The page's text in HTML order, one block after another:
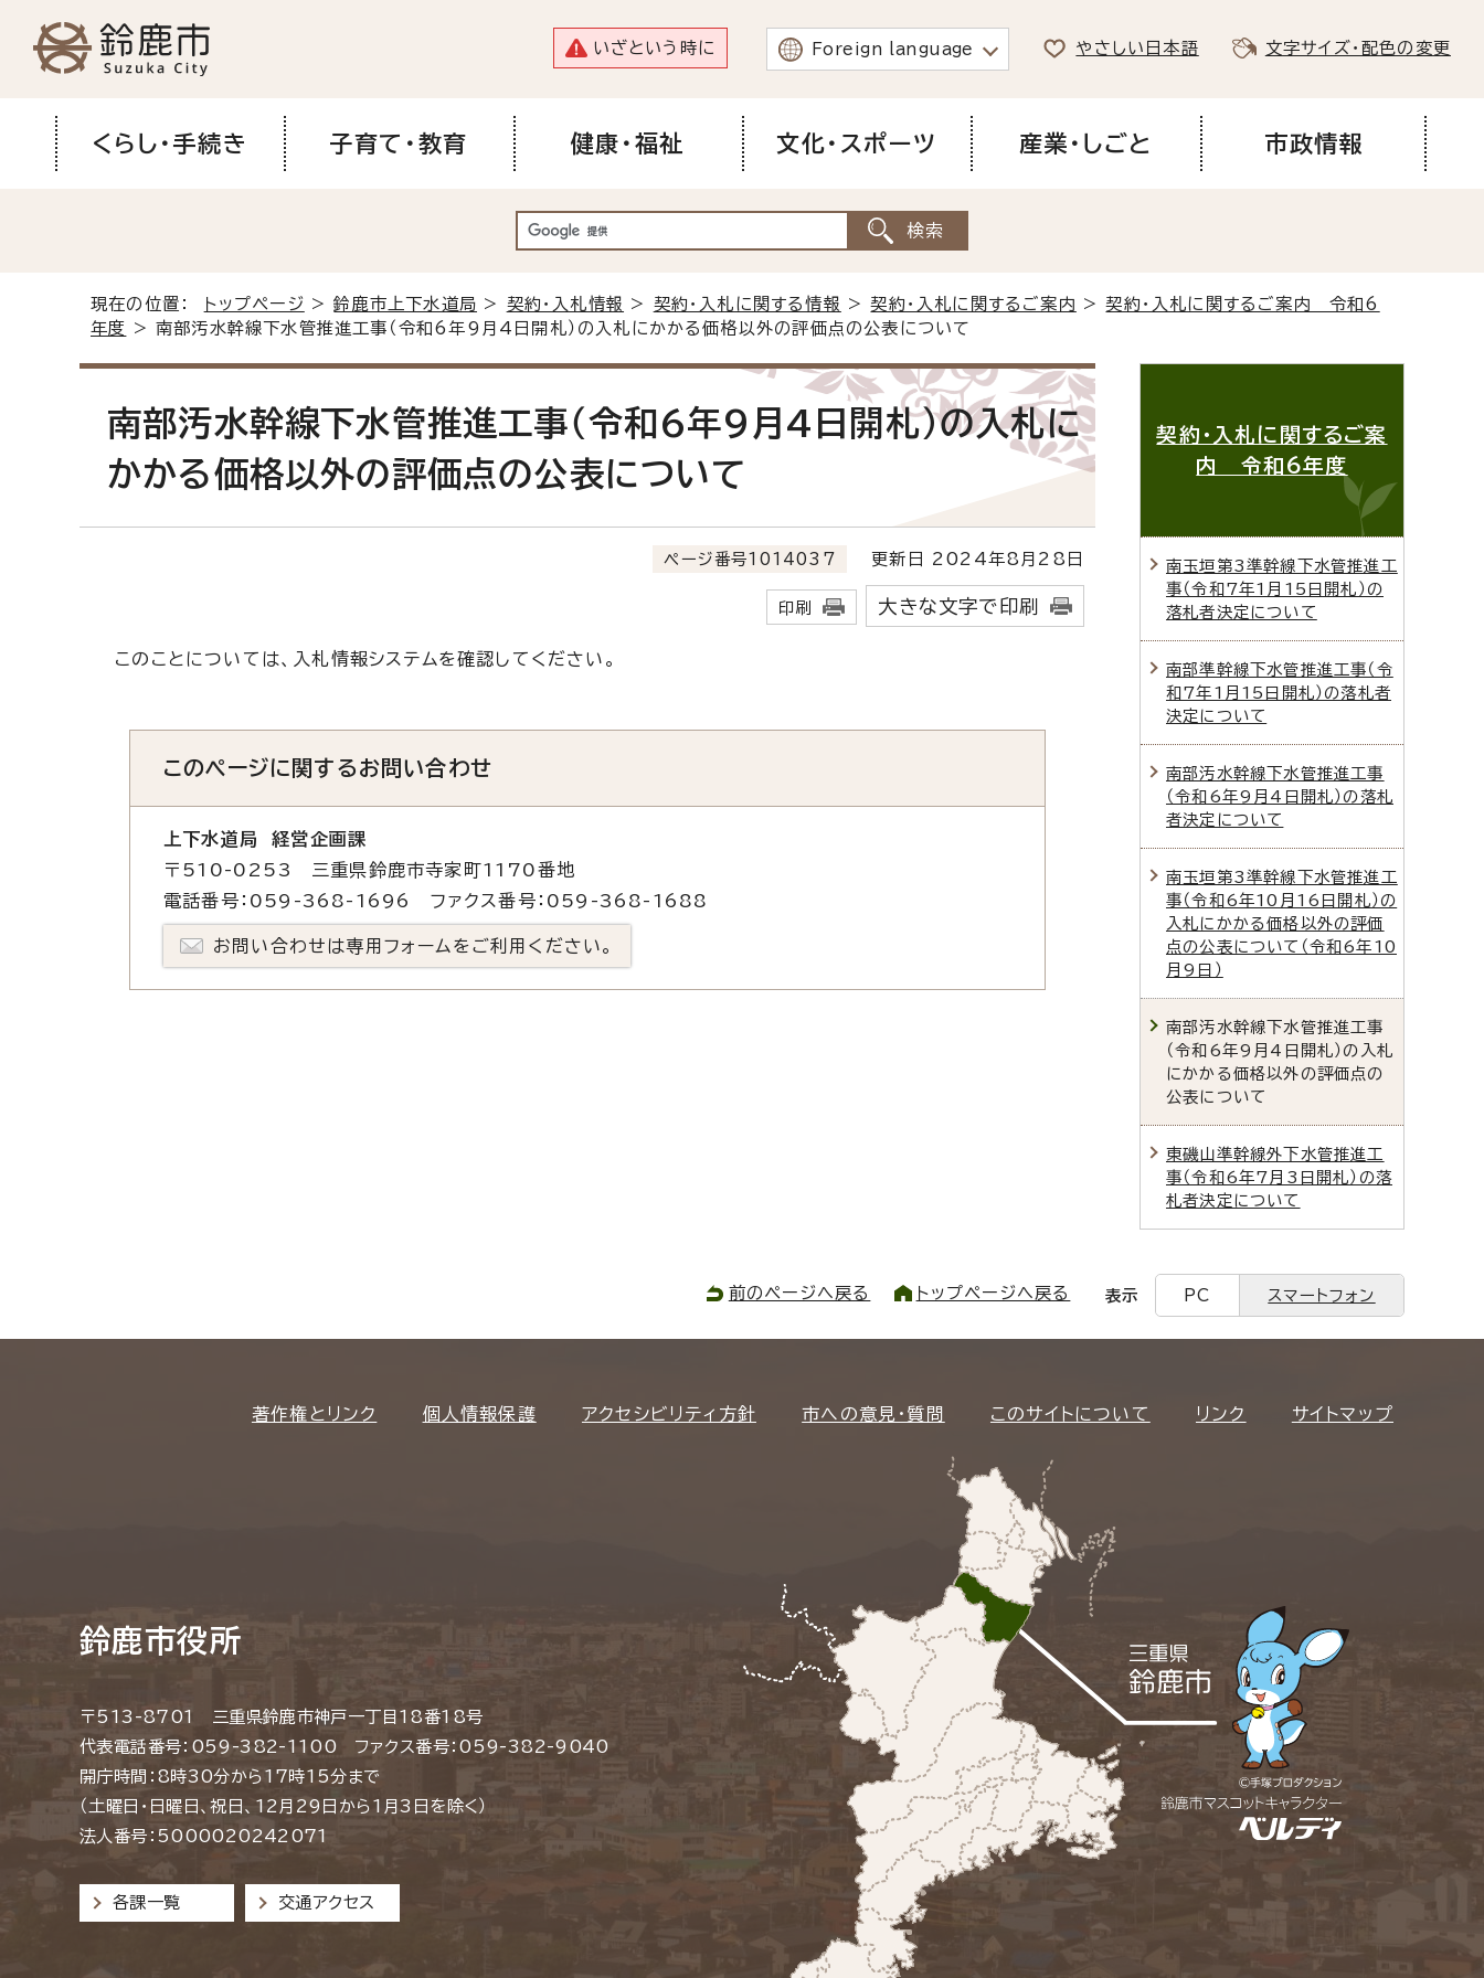
いざという時に Foreign language やさしい日本語 文字サイズ・配色の変更
くらし・手続き 子育て・教育 健康・福祉 文化・スポーツ 産業・しごと 市政情報
現在の位置： トップページ >鈴鹿市上下水道局 > 契約・入札情報 > 契約・入札に関する情報 >契約・入札に関するご案内 >契約・入札に関するご案内 令和6
年度 > 南部汚水幹線下水管推進工事（令和6年9月4日開札）の入札にかかる価格以外の評価点の公表について
南部汚水幹線下水管推進工事（令和6年9月4日開札）の入札に
かかる価格以外の評価点の公表について
ページ番号1014037 更新日 2024年8月28日
印刷 大きな文字で印刷
このことについては、入札情報システムを確認してください。
このページに関するお問い合わせ
上下水道局 経営企画課
〒510-0253 三重県鈴鹿市寺家町1170番地
電話番号：059-368-1696 ファクス番号：059-368-1688
お問い合わせは専用フォームをご利用ください。
契約・入札に関するご案
内 令和6年度
南玉垣第3準幹線下水管推進工
事（令和7年1月15日開札）の
落札者決定について
南部準幹線下水管推進工事（令
和7年1月15日開札）の落札者
決定について
南部汚水幹線下水管推進工事
（令和6年9月4日開札）の落札
者決定について
南玉垣第3準幹線下水管推進工
事（令和6年10月16日開札）の
入札にかかる価格以外の評価
点の公表について（令和6年10
月9日）
南部汚水幹線下水管推進工事
（令和6年9月4日開札）の入札
にかかる価格以外の評価点の
公表について
東磯山準幹線外下水管推進工
事（令和6年7月3日開札）の落
札者決定について
前のページへ戻る トップページへ戻る 表示 PC スマートフォン
著作権とリンク 個人情報保護 アクセシビリティ方針 市への意見・質問 このサイトについて リンク サイトマップ
鈴鹿市役所
〒513-8701 三重県鈴鹿市神戸一丁目18番18号
代表電話番号：059-382-1100 ファクス番号：059-382-9040
開庁時間：8時30分から17時15分まで
（土曜日・日曜日、祝日、12月29日から1月3日を除く）
法人番号：5000020242071
各課一覧 交通アクセス